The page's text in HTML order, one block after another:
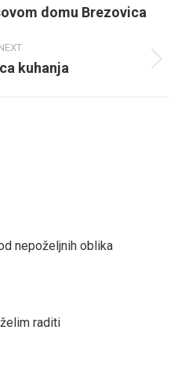
Previousdomu Brezovica
Next
kuhanja
nepoželjnih oblika
raditi